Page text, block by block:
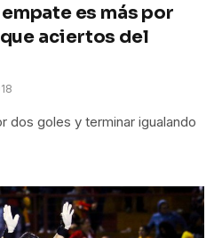
empate es más por
aciertos del
dos goles y terminar igualando